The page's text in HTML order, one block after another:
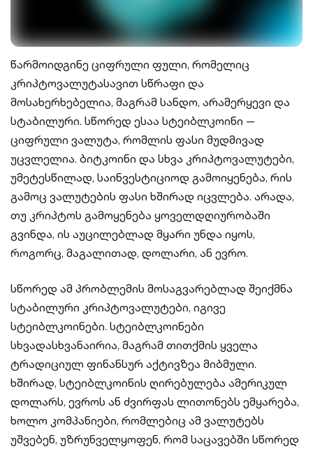
წარმოიდგინე ციფრული ფული, რომელიც
კრიპტოვალუტასავით სწრაფი და
მოსახერხებელია, მაგრამ სანდო, არამერყევი და
სტაბილური. სწორედ ესაა სტეიბლკოინი —
ციფრული ვალუტა, რომლის ფასი მუდმივად
უცვლელია. ბიტკოინი და სხვა კრიპტოვალუტები,
უმეტესწილად, საინვესტიციოდ გამოიყენება, რის
გამოც ვალუტების ფასი ხშირად იცვლება. არადა,
თუ კრიპტოს გამოყენება ყოველდღიურობაში
გვინდა, ის აუცილებლად მყარი უნდა იყოს,
როგორც, მაგალითად, დოლარი, ან ევრო.
სწორედ ამ პრობლემის მოსაგვარებლად შეიქმნა
სტაბილური კრიპტოვალუტები, იგივე
სტეიბლკოინები. სტეიბლკოინები
სხვადასხვანაირია, მაგრამ თითქმის ყველა
ტრადიციულ ფინანსურ აქტივზეა მიბმული.
ხშირად, სტეიბლკოინის ღირებულება ამერიკულ
დოლარს, ევროს ან ძვირფას ლითონებს ემყარება,
ხოლო კომპანიები, რომლებიც ამ ვალუტებს
უშვებენ, უზრუნველყოფენ, რომ საცავებში სწორედ